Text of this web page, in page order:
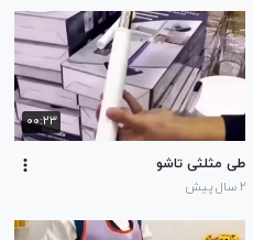
۰۰:۲۳
طی مثلثی تاشو
۲ سال پیش